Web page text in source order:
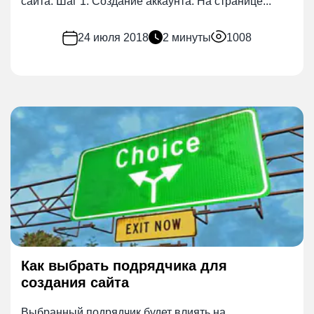
24 июля 2018 2 минуты 1008
Как выбрать подрядчика для
создания сайта